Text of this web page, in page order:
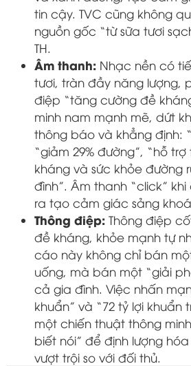
tin cậy. TVC cũng không
nguồn gốc “từ sữa tươi
TH.
Âm thanh: Nhạc nền có
tươi, tràn đầy năng lượng,
điệp “tăng cường đề
minh nam mạnh mẽ, dứt
thông báo và khẳng định:
“giảm 29% đường”, “hỗ
kháng và sức khỏe đường
đình”. Âm thanh “click”
ra tạo cảm giác sảng
Thông điệp: Thông điệp
đề kháng, khỏe mạnh tự
cáo này không chỉ bán
uống, mà bán một “giải
cả gia đình. Việc nhấn
khuẩn” và “72 tỷ lợi khuẩn
một chiến thuật thông
biết nói” để định lượng
vượt trội so với đối thủ.